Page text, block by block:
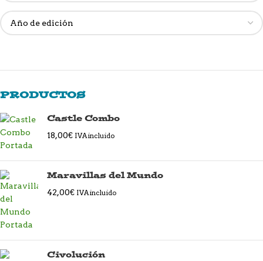
PRODUCTOS
Castle Combo
18,00€ IVA incluido
Maravillas del Mundo
42,00€ IVA incluido
Civolución